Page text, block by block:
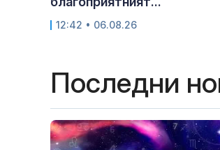
12:42 • 06.08.26
Последни